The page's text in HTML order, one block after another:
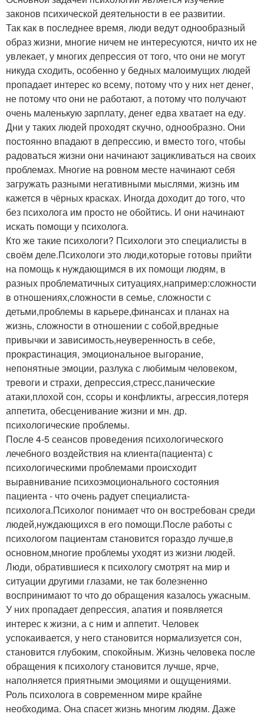
законов психической деятельности в ее развитии.
Так как в последнее время, люди ведут однообразный
образ жизни, многие ничем не интересуются, ничто их не
увлекает, у многих депрессия от того, что они не могут
никуда сходить, особенно у бедных малоимущих людей
пропадает интерес ко всему, потому что у них нет денег,
не потому что они не работают, а потому что получают
очень маленькую зарплату, денег едва хватает на еду.
Дни у таких людей проходят скучно, однообразно. Они
постоянно впадают в депрессию, и вместо того, чтобы
радоваться жизни они начинают зацикливаться на своих
проблемах. Многие на ровном месте начинают себя
загружать разными негативными мыслями, жизнь им
кажется в чёрных красках. Иногда доходит до того, что
без психолога им просто не обойтись. И они начинают
искать помощи у психолога.
Кто же такие психологи? Психологи это специалисты в
своём деле.Психологи это люди,которые готовы прийти
на помощь к нуждающимся в их помощи людям, в
разных проблематичных ситуациях,например:сложности
в отношениях,сложности в семье, сложности с
детьми,проблемы в карьере,финансах и планах на
жизнь, сложности в отношении с собой,вредные
привычки и зависимость,неуверенность в себе,
прокрастинация, эмоциональное выгорание,
непонятные эмоции, разлука с любимым человеком,
тревоги и страхи, депрессия,стресс,панические
атаки,плохой сон, ссоры и конфликты, агрессия,потеря
аппетита, обесценивание жизни и мн. др.
психологические проблемы.
После 4-5 сеансов проведения психологического
лечебного воздействия на клиента(пациента) с
психологическими проблемами происходит
выравнивание психоэмоционального состояния
пациента - что очень радует специалиста-
психолога.Психолог понимает что он востребован среди
людей,нуждающихся в его помощи.После работы с
психологом пациентам становится гораздо лучше,в
основном,многие проблемы уходят из жизни людей.
Люди, обратившиеся к психологу смотрят на мир и
ситуации другими глазами, не так болезненно
воспринимают то что до обращения казалось ужасным.
У них пропадает депрессия, апатия и появляется
интерес к жизни, а с ним и аппетит. Человек
успокаивается, у него становится нормализуется сон,
становится глубоким, спокойным. Жизнь человека после
обращения к психологу становится лучше, ярче,
наполняется приятными эмоциями и ощущениями.
Роль психолога в современном мире крайне
необходима. Она спасет жизнь многим людям. Даже